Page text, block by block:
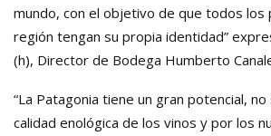
mundo, con el objetivo de que todos los
región tengan su propia identidad”
(h), Director de Bodega Humberto
“La Patagonia tiene un gran potencial,
calidad enológica de los vinos y por los